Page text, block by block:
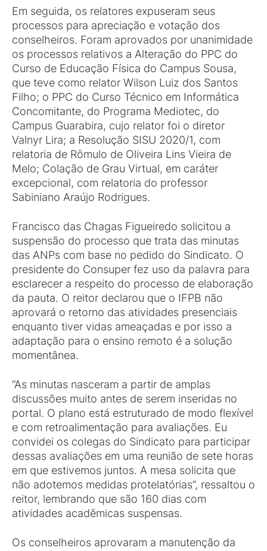
Em seguida, os relatores expuseram seus
processos para apreciação e votação dos
conselheiros. Foram aprovados por unanimidade
os processos relativos a Alteração do PPC do
Curso de Educação Física do Campus Sousa,
que teve como relator Wilson Luiz dos Santos
Filho; o PPC do Curso Técnico em Informática
Concomitante, do Programa Mediotec, do
Campus Guarabira, cujo relator foi o diretor
Valnyr Lira; a Resolução SISU 2020/1, com
relatoria de Rômulo de Oliveira Lins Vieira de
Melo; Colação de Grau Virtual, em caráter
excepcional, com relatoria do professor
Sabiniano Araújo Rodrigues.
Francisco das Chagas Figueiredo solicitou a
suspensão do processo que trata das minutas
das ANPs com base no pedido do Sindicato. O
presidente do Consuper fez uso da palavra para
esclarecer a respeito do processo de elaboração
da pauta. O reitor declarou que o IFPB não
aprovará o retorno das atividades presenciais
enquanto tiver vidas ameaçadas e por isso a
adaptação para o ensino remoto é a solução
momentânea.
“As minutas nasceram a partir de amplas
discussões muito antes de serem inseridas no
portal. O plano está estruturado de modo flexível
e com retroalimentação para avaliações. Eu
convidei os colegas do Sindicato para participar
dessas avaliações em uma reunião de sete horas
em que estivemos juntos. A mesa solicita que
não adotemos medidas protelatórias”, ressaltou o
reitor, lembrando que são 160 dias com
atividades acadêmicas suspensas.
Os conselheiros aprovaram a manutenção da